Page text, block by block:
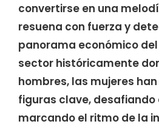
convertirse en una
resuena con fuerza y
panorama económico del
sector históricamente
hombres, las mujeres
figuras clave,
marcando el ritmo de la